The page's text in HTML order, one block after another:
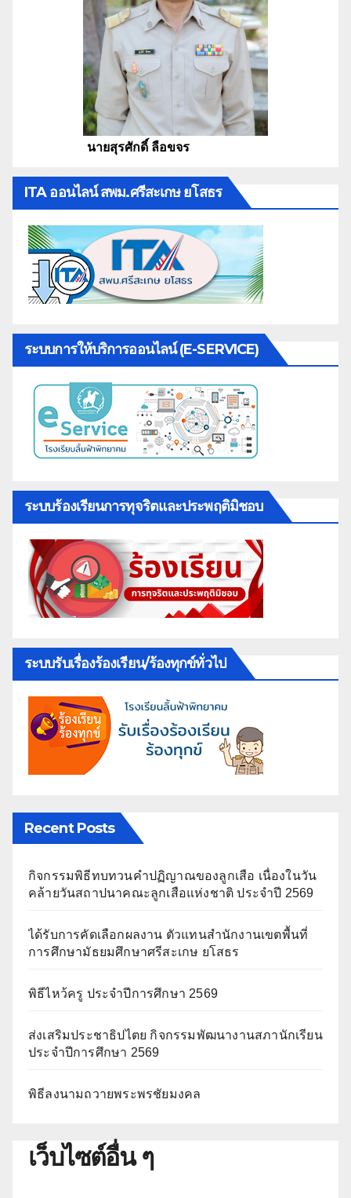
นายสุรศักดิ์ ลือขจร
ITA ออนไลน์ สพม.ศรีสะเกษ ยโสธร
ระบบการให้บริการออนไลน์ (E-SERVICE)
ระบบร้องเรียนการทุจริตและประพฤติมิชอบ
ระบบรับเรื่องร้องเรียน/ร้องทุกข์ทั่วไป
Recent Posts
กิจกรรมพิธีทบทวนคำปฏิญาณของลูกเสือ เนื่องในวัน
คล้ายวันสถาปนาคณะลูกเสือแห่งชาติ ประจำปี 2569
ได้รับการคัดเลือกผลงาน ตัวแทนสำนักงานเขตพื้นที่
การศึกษามัธยมศึกษาศรีสะเกษ ยโสธร
พิธีไหว้ครู ประจำปีการศึกษา 2569
ส่งเสริมประชาธิปไตย กิจกรรมพัฒนางานสภานักเรียน
ประจำปีการศึกษา 2569
พิธีลงนามถวายพระพรชัยมงคล
เว็บไซต์อื่น ๆ